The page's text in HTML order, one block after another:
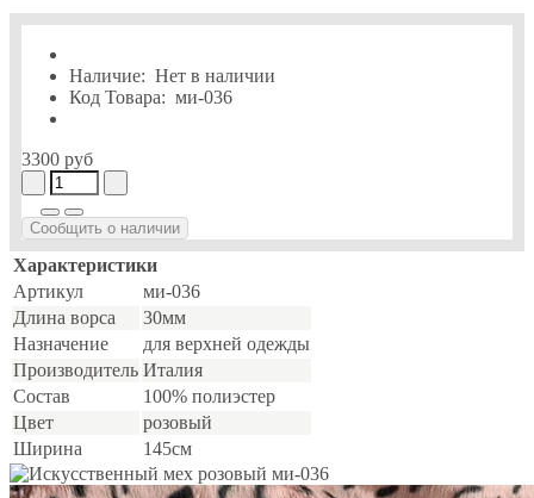
Наличие: Нет в наличии
Код Товара: ми-036
3300 руб
Сообщить о наличии
Характеристики
Артикул
ми-036
Длина ворса
30мм
Назначение
для верхней одежды
Производитель Италия
Состав
100% полиэстер
Цвет
розовый
Ширина
145см